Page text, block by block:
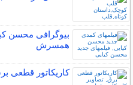
بیوگرافی محسن
همسرش
کاریکاتور قطعی